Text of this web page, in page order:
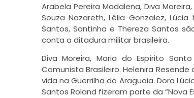
Arabela Pereira Madalena, Diva
Souza Nazareth, Lélia Gonzalez,
Santos, Santinha e Thereza Santos
conta a ditadura militar brasileira.
Diva Moreira, Maria do Espírito
Comunista Brasileiro. Helenira
vida na Guerrilha do Araguaia. Dora
Santos Roland fizeram parte da “Nova